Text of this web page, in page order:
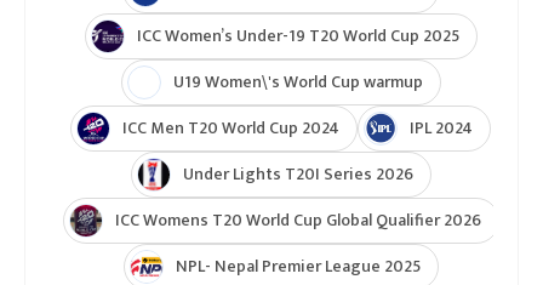
ICC Women’s Under-19 T20 World Cup 2025
U19 Women\'s World Cup warmup
ICC Men T20 World Cup 2024
IPL 2024
Under Lights T20I Series 2026
ICC Womens T20 World Cup Global Qualifier 2026
NPL- Nepal Premier League 2025